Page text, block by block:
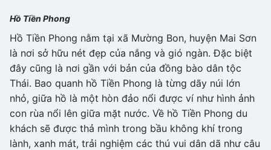
Hồ Tiền Phong
Hồ Tiền Phong nằm tại xã Mường Bon, huyện Mai Sơn
là nơi sở hữu nét đẹp của nắng và gió ngàn. Đặc biệt
đây cũng là nơi gần với bản của đồng bào dân tộc
Thái. Bao quanh hồ Tiền Phong là từng dãy núi lớn
nhỏ, giữa hồ là một hòn đảo nổi được ví như hình ảnh
con rùa nổi lên giữa mặt nước. Về hồ Tiền Phong du
khách sẽ được thả mình trong bầu không khí trong
lành, xanh mát, trải nghiệm các thú vui dân dã như câu